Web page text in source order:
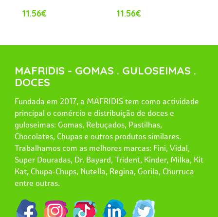
11.56€ 11.56€
MAFRIDIS - GOMAS . GULOSEIMAS .
DOCES
Fundada em 2017, a MAFRIDIS tem como actividade
principal o comércio e distribuição de doces e
guloseimas: Gomas, Rebuçados, Pastilhas,
Chocolates, Chupas e outros produtos similares.
Trabalhamos com as melhores marcas: Fini, Vidal,
Super Douradas, Dr. Bayard, Trident, Kinder, Milka, Kit
Kat, Chupa-Chups, Nutella, Regina, Gorila, Churruca
entre outras.